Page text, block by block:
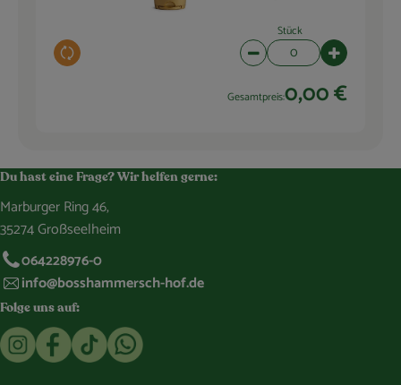
Auswahl ändern
Stück
Artikelanzahl verringern
Gesamtpreis:0,00 €
Du hast eine Frage? Wir helfen gerne:
Marburger Ring 46,
35274 Großseelheim
064228976-0
info@bosshammersch-hof.de
Folge uns auf:
Externer Link zu https://www.instagram.com/
Externer Link zu https://www.facebook.com/
Externer Link zu https://www.tiktok.com/
Externer Link zu https://whatsapp.com/